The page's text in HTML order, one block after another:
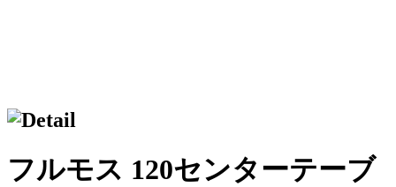
フルモス 120センターテーブ